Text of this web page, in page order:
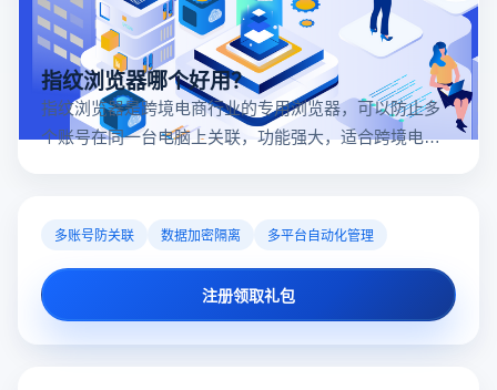
指纹浏览器哪个好用？
指纹浏览器是跨境电商行业的专用浏览器，可以防止多
个账号在同一台电脑上关联，功能强大，适合跨境电商
多账号防关联 数据加密隔离 多平台自动化管理
注册领取礼包